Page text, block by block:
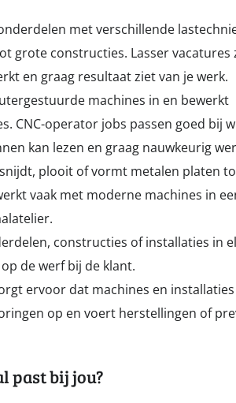
met verschillende
grote constructies. Lasser vacatures
en graag resultaat ziet van je werk.
machines in en bewerkt
CNC-operator jobs passen goed bij
kan lezen en graag nauwkeurig
plooit of vormt metalen platen
vaak met moderne machines in
constructies of installaties in
de werf bij de klant.
ervoor dat machines en
op en voert herstellingen of
past bij jou?